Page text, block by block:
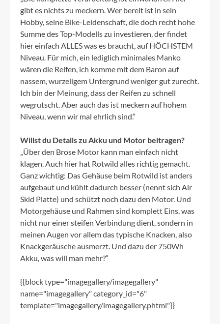
gibt es nichts zu meckern. Wer bereit ist in sein
Hobby, seine Bike-Leidenschaft, die doch recht hohe
Summe des Top-Modells zu investieren, der findet
hier einfach ALLES was es braucht, auf HÖCHSTEM
Niveau. Für mich, ein lediglich minimales Manko
wären die Reifen, ich komme mit dem Baron auf
nassem, wurzeligem Untergrund weniger gut zurecht.
Ich bin der Meinung, dass der Reifen zu schnell
wegrutscht. Aber auch das ist meckern auf hohem
Niveau, wenn wir mal ehrlich sind.“
Willst du Details zu Akku und Motor beitragen?
„Über den Brose Motor kann man einfach nicht
klagen. Auch hier hat Rotwild alles richtig gemacht.
Ganz wichtig: Das Gehäuse beim Rotwild ist anders
aufgebaut und kühlt dadurch besser (nennt sich Air
Skid Platte) und schützt noch dazu den Motor. Und
Motorgehäuse und Rahmen sind komplett Eins, was
nicht nur einer steifen Verbindung dient, sondern in
meinen Augen vor allem das typische Knacken, also
Knackgeräusche ausmerzt. Und dazu der 750Wh
Akku, was will man mehr?“
{{block type="imagegallery/imagegallery"
name="imagegallery" category_id="6"
template="imagegallery/imagegallery.phtml"}}